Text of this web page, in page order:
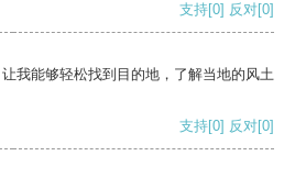
支持[0] 反对[0]
我能够轻松找到目的地，了解当地的风土
支持[0] 反对[0]